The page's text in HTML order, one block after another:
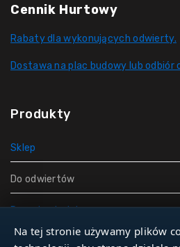
Cennik Hurtowy
Rabaty dla wykonujących odwierty.
Dostawa na plac budowy lub odbiór
Produkty
Sklep
Do odwiertów
Rury do studni
Zbiorniki hydroforowe
Na tej stronie używamy plików